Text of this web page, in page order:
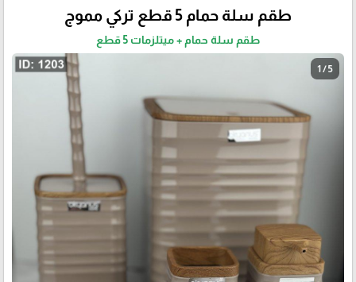
طقم سلة حمام 5 قطع تركي مموج
طقم سلة حمام + ميتلزمات 5 قطع
1 / 5